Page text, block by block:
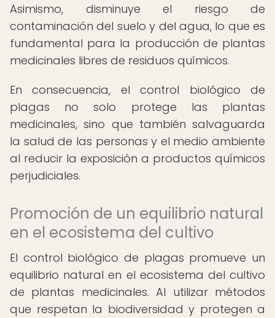
Asimismo, disminuye el riesgo de
contaminación del suelo y del agua, lo que es
fundamental para la producción de plantas
medicinales libres de residuos químicos.
En consecuencia, el control biológico de
plagas no solo protege las plantas
medicinales, sino que también salvaguarda
la salud de las personas y el medio ambiente
al reducir la exposición a productos químicos
perjudiciales.
Promoción de un equilibrio natural
en el ecosistema del cultivo
El control biológico de plagas promueve un
equilibrio natural en el ecosistema del cultivo
de plantas medicinales. Al utilizar métodos
que respetan la biodiversidad y protegen a